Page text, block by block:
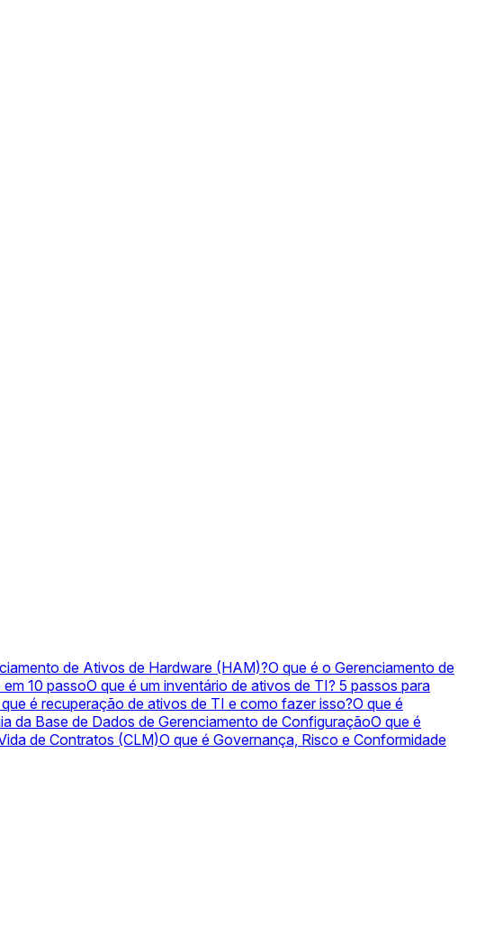
de Ativos de Hardware (HAM)?O que é o Gerenciamento de
10 passoO que é um inventário de ativos de TI? 5 passos para
é recuperação de ativos de TI e como fazer isso?O que é
da Base de Dados de Gerenciamento de ConfiguraçãoO que é
de Contratos (CLM)O que é Governança, Risco e Conformidade